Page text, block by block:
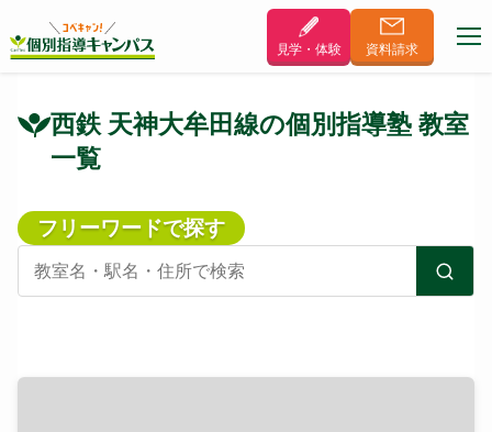
見学・体験 資料請求
西鉄 天神大牟田線の個別指導塾 教室
一覧
フリーワードで探す